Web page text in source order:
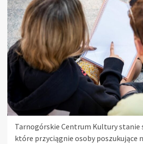
Tarnogórskie Centrum Kultury stanie
które przyciągnie osoby poszukujące